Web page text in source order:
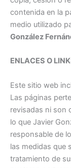
contenida en la
medio utilizado
González
ENLACES O
Este sitio web
Las páginas
revisadas ni son
lo que Javier
responsable de
las medidas que
tratamiento de